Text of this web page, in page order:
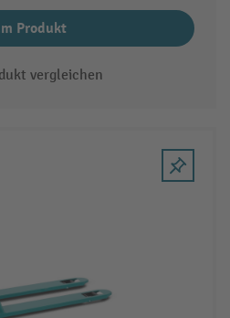
Produkt
vergleichen